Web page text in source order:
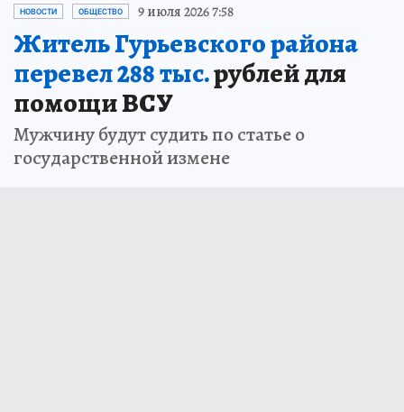
НОВОСТИ ОБЩЕСТВО 9 июля 2026 7:58
Житель Гурьевского района
перевел 288 тыс.рублей для
помощи ВСУ
Мужчину будут судить по статье о
государственной измене